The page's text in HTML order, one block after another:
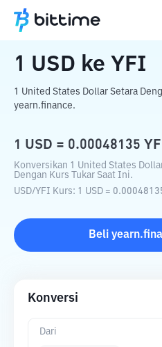
Beranda Konverter Kripto
1 USD ke YFI
1 United States Dollar Setara
yearn.finance.
1 USD = 0.00048135
Konversikan 1 United States
Dengan Kurs Tukar Saat Ini.
USD/YFI Kurs: 1 USD =
Beli
Konversi
Dari